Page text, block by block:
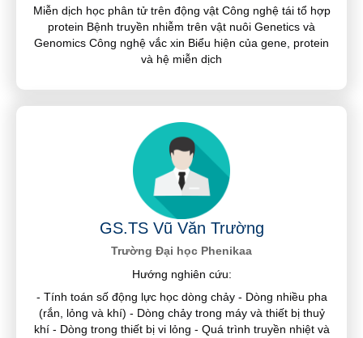
Miễn dịch học phân tử trên động vật Công nghệ tái tổ hợp
protein Bệnh truyền nhiễm trên vật nuôi Genetics và
Genomics Công nghệ vắc xin Biểu hiện của gene, protein
và hệ miễn dịch
GS.TS Vũ Văn Trường
Trường Đại học Phenikaa
Hướng nghiên cứu:
- Tính toán số động lực học dòng chảy - Dòng nhiều pha
(rắn, lỏng và khí) - Dòng chảy trong máy và thiết bị thuỷ
khí - Dòng trong thiết bị vi lỏng - Quá trình truyền nhiệt và